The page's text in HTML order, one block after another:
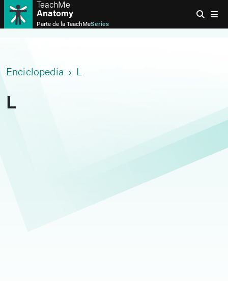
TeachMe
Anatomy
Parte de laTeachMeSeries
Enciclopedia L
L